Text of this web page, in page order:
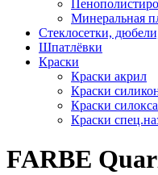
Минеральная
Стеклосетки,
Шпатлёвки
Краски
Краски акрил
Краски
Краски
Краски
FARBE